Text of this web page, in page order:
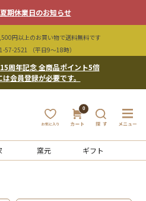
夏期休業日のお知らせ
円以上のお買い物で送料無料です
57-2521 （平日9〜18時）
周年記念 全商品ポイント5倍
会員登録が必要です。
0
窯元 ギフト